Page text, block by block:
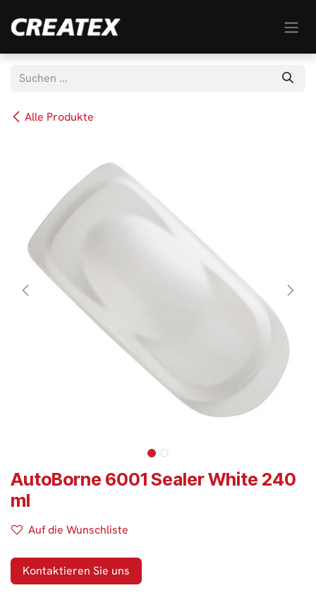
Alle Produkte
AutoBorne 6001 Sealer White 240
ml
Auf die Wunschliste
Kontaktieren Sie uns